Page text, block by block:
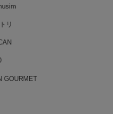
リ
GOURMET